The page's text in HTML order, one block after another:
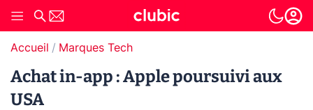
Accueil Marques Tech
Achat in-app : Apple poursuivi aux
USA